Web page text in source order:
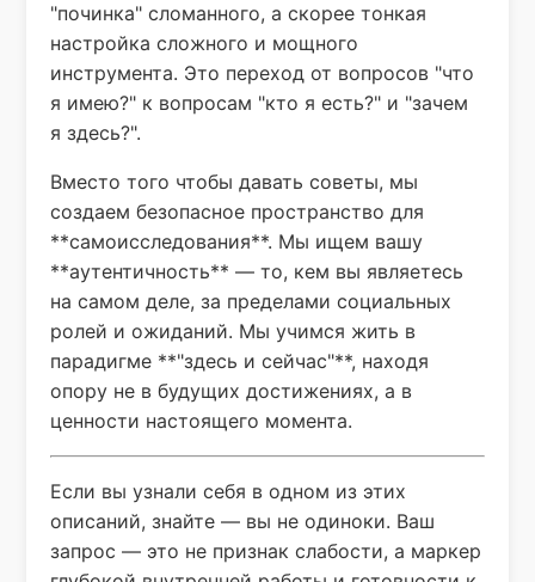
"починка" сломанного, а скорее тонкая
настройка сложного и мощного
инструмента. Это переход от вопросов "что
я имею?" к вопросам "кто я есть?" и "зачем
я здесь?".
Вместо того чтобы давать советы, мы
создаем безопасное пространство для
**самоисследования**. Мы ищем вашу
**аутентичность** — то, кем вы являетесь
на самом деле, за пределами социальных
ролей и ожиданий. Мы учимся жить в
парадигме **"здесь и сейчас"**, находя
опору не в будущих достижениях, а в
ценности настоящего момента.
Если вы узнали себя в одном из этих
описаний, знайте — вы не одиноки. Ваш
запрос — это не признак слабости, а маркер